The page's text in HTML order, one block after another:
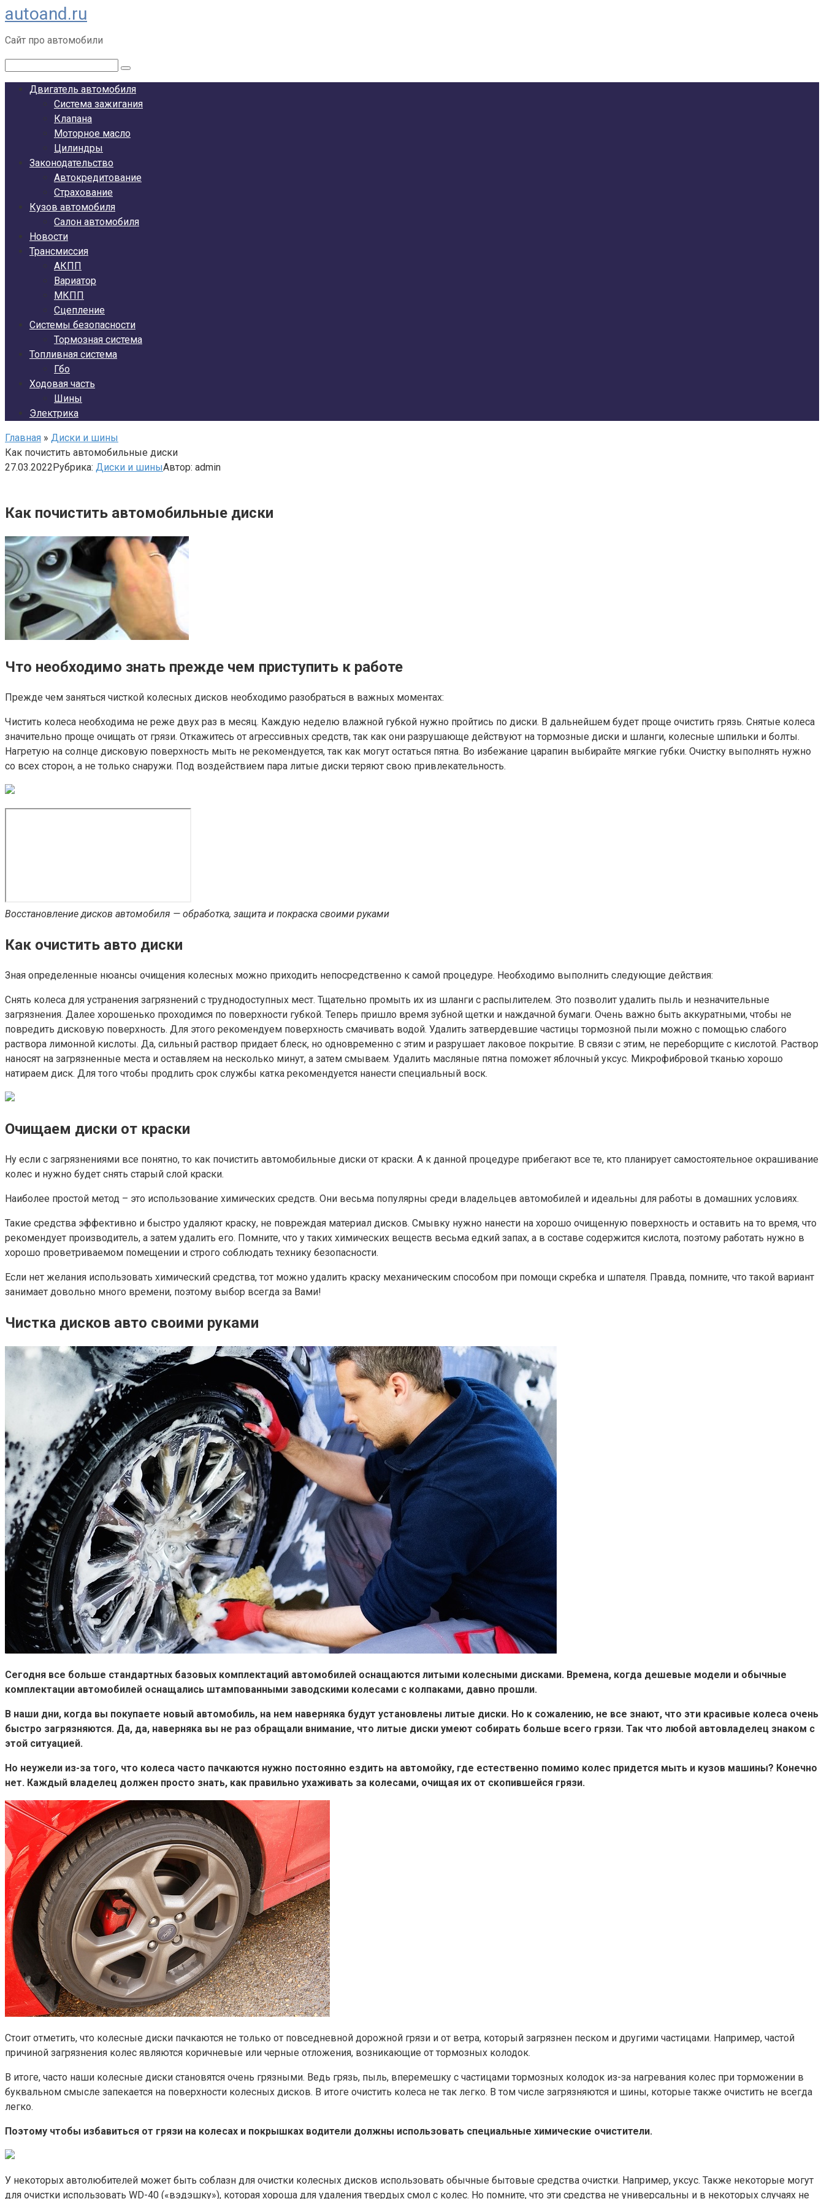
Перейти
к
контенту
autoand.ru
Сайт про автомобили
Двигатель автомобиля
Система зажигания
Клапана
Моторное масло
Цилиндры
Законодательство
Автокредитование
Страхование
Кузов автомобиля
Салон автомобиля
Новости
Трансмиссия
АКПП
Вариатор
МКПП
Сцепление
Системы безопасности
Тормозная система
Топливная система
Гбо
Ходовая часть
Шины
Электрика
Главная » Диски и шины
Как почистить автомобильные диски
27.03.2022Рубрика: Диски и шиныАвтор: admin
Как почистить автомобильные диски
Что необходимо знать прежде чем приступить к работе
Прежде чем заняться чисткой колесных дисков необходимо разобраться в важных моментах:
Чистить колеса необходима не реже двух раз в месяц. Каждую неделю влажной губкой нужно пройтись по диски. В дальнейшем будет проще очистить грязь. Снятые колеса
значительно проще очищать от грязи. Откажитесь от агрессивных средств, так как они разрушающе действуют на тормозные диски и шланги, колесные шпильки и болты.
Нагретую на солнце дисковую поверхность мыть не рекомендуется, так как могут остаться пятна. Во избежание царапин выбирайте мягкие губки. Очистку выполнять нужно
со всех сторон, а не только снаружи. Под воздействием пара литые диски теряют свою привлекательность.
Восстановление дисков автомобиля — обработка, защита и покраска своими руками
Как очистить авто диски
Зная определенные нюансы очищения колесных можно приходить непосредственно к самой процедуре. Необходимо выполнить следующие действия:
Снять колеса для устранения загрязнений с труднодоступных мест. Тщательно промыть их из шланги с распылителем. Это позволит удалить пыль и незначительные
загрязнения. Далее хорошенько проходимся по поверхности губкой. Теперь пришло время зубной щетки и наждачной бумаги. Очень важно быть аккуратными, чтобы не
повредить дисковую поверхность. Для этого рекомендуем поверхность смачивать водой. Удалить затвердевшие частицы тормозной пыли можно с помощью слабого
раствора лимонной кислоты. Да, сильный раствор придает блеск, но одновременно с этим и разрушает лаковое покрытие. В связи с этим, не переборщите с кислотой. Раствор
наносят на загрязненные места и оставляем на несколько минут, а затем смываем. Удалить масляные пятна поможет яблочный уксус. Микрофибровой тканью хорошо
натираем диск. Для того чтобы продлить срок службы катка рекомендуется нанести специальный воск.
Очищаем диски от краски
Ну если с загрязнениями все понятно, то как почистить автомобильные диски от краски. А к данной процедуре прибегают все те, кто планирует самостоятельное окрашивание
колес и нужно будет снять старый слой краски.
Наиболее простой метод – это использование химических средств. Они весьма популярны среди владельцев автомобилей и идеальны для работы в домашних условиях.
Такие средства эффективно и быстро удаляют краску, не повреждая материал дисков. Смывку нужно нанести на хорошо очищенную поверхность и оставить на то время, что
рекомендует производитель, а затем удалить его. Помните, что у таких химических веществ весьма едкий запах, а в составе содержится кислота, поэтому работать нужно в
хорошо проветриваемом помещении и строго соблюдать технику безопасности.
Если нет желания использовать химический средства, тот можно удалить краску механическим способом при помощи скребка и шпателя. Правда, помните, что такой вариант
занимает довольно много времени, поэтому выбор всегда за Вами!
Чистка дисков авто своими руками
Сегодня все больше стандартных базовых комплектаций автомобилей оснащаются литыми колесными дисками. Времена, когда дешевые модели и обычные
комплектации автомобилей оснащались штампованными заводскими колесами с колпаками, давно прошли.
В наши дни, когда вы покупаете новый автомобиль, на нем наверняка будут установлены литые диски. Но к сожалению, не все знают, что эти красивые колеса очень
быстро загрязняются. Да, да, наверняка вы не раз обращали внимание, что литые диски умеют собирать больше всего грязи. Так что любой автовладелец знаком с
этой ситуацией.
Но неужели из-за того, что колеса часто пачкаются нужно постоянно ездить на автомойку, где естественно помимо колес придется мыть и кузов машины? Конечно
нет. Каждый владелец должен просто знать, как правильно ухаживать за колесами, очищая их от скопившейся грязи.
Стоит отметить, что колесные диски пачкаются не только от повседневной дорожной грязи и от ветра, который загрязнен песком и другими частицами. Например, частой
причиной загрязнения колес являются коричневые или черные отложения, возникающие от тормозных колодок.
В итоге, часто наши колесные диски становятся очень грязными. Ведь грязь, пыль, вперемешку с частицами тормозных колодок из-за нагревания колес при торможении в
буквальном смысле запекается на поверхности колесных дисков. В итоге очистить колеса не так легко. В том числе загрязняются и шины, которые также очистить не всегда
легко.
Поэтому чтобы избавиться от грязи на колесах и покрышках водители должны использовать специальные химические очистители.
У некоторых автолюбителей может быть соблазн для очистки колесных дисков использовать обычные бытовые средства очистки. Например, уксус. Также некоторые могут
для очистки использовать WD-40 («вэдэшку»), которая хороша для удаления твердых смол с колес. Но помните, что эти средства не универсальны и в некоторых случаях не